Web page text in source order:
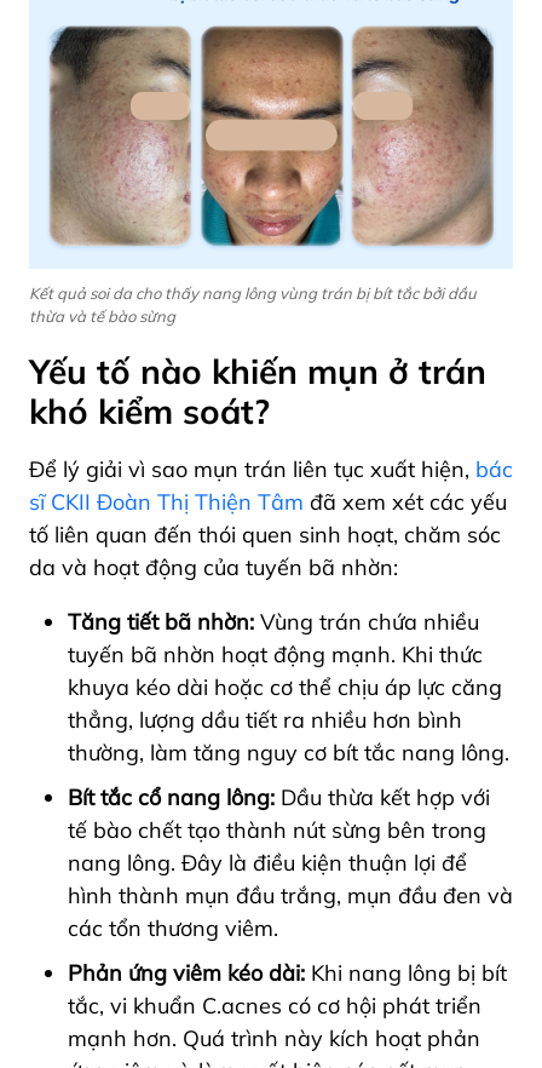
Kết quả soi da cho thấy nang lông vùng trán bị bít tắc bởi dầu
thừa và tế bào sừng
Yếu tố nào khiến mụn ở trán
khó kiểm soát?
Để lý giải vì sao mụn trán liên tục xuất hiện, bác
sĩ CKII Đoàn Thị Thiện Tâm đã xem xét các yếu
tố liên quan đến thói quen sinh hoạt, chăm sóc
da và hoạt động của tuyến bã nhờn:
Tăng tiết bã nhờn: Vùng trán chứa nhiều
tuyến bã nhờn hoạt động mạnh. Khi thức
khuya kéo dài hoặc cơ thể chịu áp lực căng
thẳng, lượng dầu tiết ra nhiều hơn bình
thường, làm tăng nguy cơ bít tắc nang lông.
Bít tắc cổ nang lông: Dầu thừa kết hợp với
tế bào chết tạo thành nút sừng bên trong
nang lông. Đây là điều kiện thuận lợi để
hình thành mụn đầu trắng, mụn đầu đen và
các tổn thương viêm.
Phản ứng viêm kéo dài: Khi nang lông bị bít
tắc, vi khuẩn C.acnes có cơ hội phát triển
mạnh hơn. Quá trình này kích hoạt phản